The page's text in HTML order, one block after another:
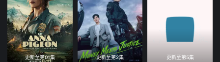
更新至第01集 更新至第2集 更新至第5集